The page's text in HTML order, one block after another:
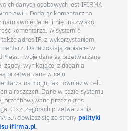
danych osobowych jest IFIRMA
Dodając komentarz na
nam swoje dane: imię i nazwisko,
komentarza. W systemie
adres IP, z wykorzystaniem
Dane zostają zapisane w
Twoje dane są przetwarzane
zgody, wynikającej z dodania
przetwarzane w celu
na blogu, jak również w celu
roszczeń. Dane w bazie systemu
przechowywane przez okres
O szczegółach przetwarzania
S.A dowiesz się ze strony polityki
ifirma.pl.